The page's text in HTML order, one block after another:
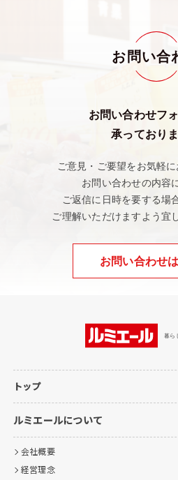
お問い合
お問い合わせフ
承っておりま
ご意見・ご要望をお気軽に
お問い合わせの内容
ご返信に日時を要する場
ご理解いただけますよう宜
お問い合わせ
暮ら
トップ
ルミエールについて
会社概要
経営理念